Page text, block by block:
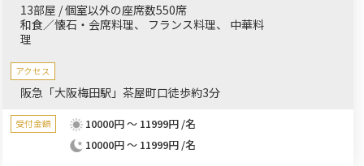
13部屋 / 個室以外の座席数550席
和食／懐石・会席料理
フランス料理
中華料
理
アクセス
阪急「大阪梅田駅」茶屋町口徒歩約3分
受付金額
10000円 ～ 11999円 /名
10000円 ～ 11999円 /名